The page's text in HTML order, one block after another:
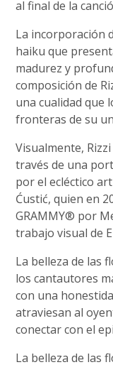
al final de la
La incorporación
haiku que
madurez y
composición de
una cualidad que
fronteras de su
Visualmente,
través de una
por el ecléctico
Ćustić, quien en
GRAMMY® por
trabajo visual de
La belleza de las
los cantautores
con una
atraviesan al
conectar con el
La belleza de las